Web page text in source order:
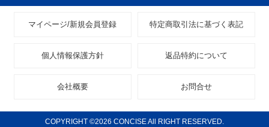
マイページ/新規会員登録 特定商取引法に基づく表記
個人情報保護方針 返品特約について
会社概要 お問合せ
COPYRIGHT ©2026 CONCISE All RIGHT RESERVED.